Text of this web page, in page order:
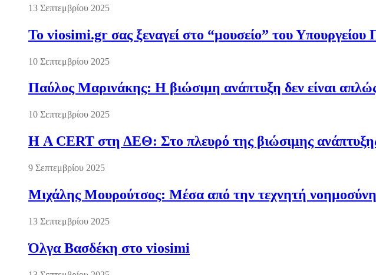
13 Σεπτεμβρίου 2025
Το viosimi.gr σας ξεναγεί στο “μουσείο” του Υπουργείου
10 Σεπτεμβρίου 2025
Παύλος Μαρινάκης: Η βιώσιμη ανάπτυξη δεν είναι
10 Σεπτεμβρίου 2025
Η A CERT στη ΔΕΘ: Στο πλευρό της βιώσιμης ανάπτυξης
9 Σεπτεμβρίου 2025
Μιχάλης Μουρούτσος: Μέσα από την τεχνητή νοημοσύνη
13 Σεπτεμβρίου 2025
Όλγα Βασδέκη στο viosimi